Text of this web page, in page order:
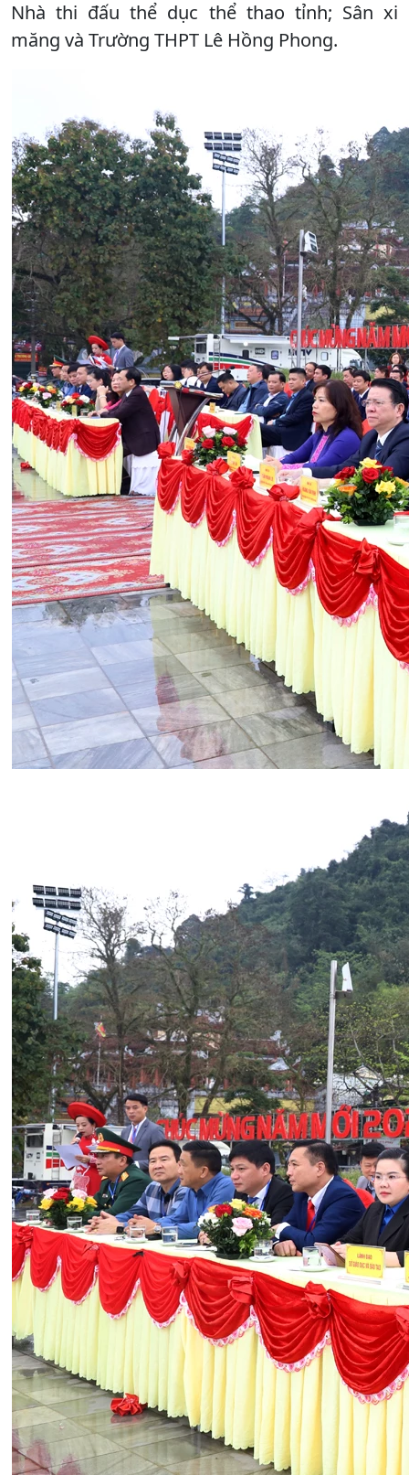
Nhà thi đấu thể dục thể thao tỉnh; Sân xi
măng và Trường THPT Lê Hồng Phong.